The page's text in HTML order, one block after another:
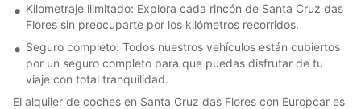
Kilometraje ilimitado: Explora cada rincón de Santa Cruz das
Flores sin preocuparte por los kilómetros recorridos.
Seguro completo: Todos nuestros vehículos están cubiertos
por un seguro completo para que puedas disfrutar de tu
viaje con total tranquilidad.
El alquiler de coches en Santa Cruz das Flores con Europcar es